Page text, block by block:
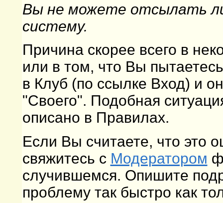
Вы не можете отсылать
систему.
Причина скорее всего в
или в том, что Вы
в Клуб (по ссылке Вход) и
"Своего". Подобная
описано в Правилах.
Если Вы считаете, что это
свяжитесь с Модератором
случившемся. Опишите
проблему так быстро как